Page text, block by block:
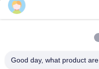
0086-
Good day, what product